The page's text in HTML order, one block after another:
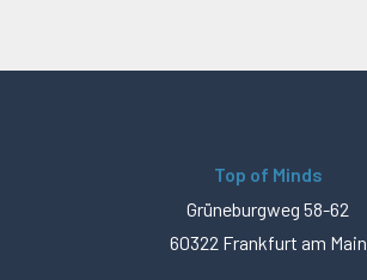
Top of Minds
Grüneburgweg 58-62
60322 Frankfurt am Main